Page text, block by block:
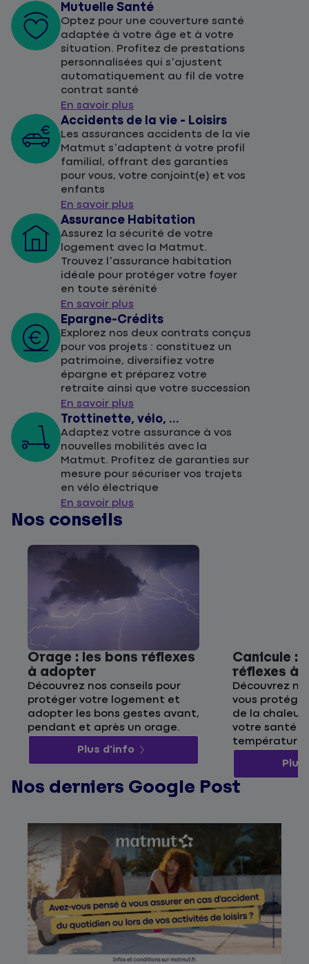
Mutuelle Santé
Optez pour une couverture santé
adaptée à votre âge et à votre
situation. Profitez de prestations
personnalisées qui s’ajustent
automatiquement au fil de votre
contrat santé
En savoir plus
Accidents de la vie - Loisirs
Les assurances accidents de la vie
Matmut s’adaptent à votre profil
familial, offrant des garanties
pour vous, votre conjoint(e) et vos
enfants
En savoir plus
Assurance Habitation
Assurez la sécurité de votre
logement avec la Matmut.
Trouvez l’assurance habitation
idéale pour protéger votre foyer
en toute sérénité
En savoir plus
Epargne-Crédits
Explorez nos deux contrats conçus
pour vos projets : constituez un
patrimoine, diversifiez votre
épargne et préparez votre
retraite ainsi que votre succession
En savoir plus
Trottinette, vélo, ...
Adaptez votre assurance à vos
nouvelles mobilités avec la
Matmut. Profitez de garanties sur
mesure pour sécuriser vos trajets
en vélo électrique
En savoir plus
Nos conseils
Orage : les bons réflexes
à adopter
Découvrez nos conseils pour
protéger votre logement et
adopter les bons gestes avant,
pendant et après un orage.
Plus d'info
Canicule :
réflexes à
Découvrez
vous
de la chaleur
votre santé
Nos derniers Google Post